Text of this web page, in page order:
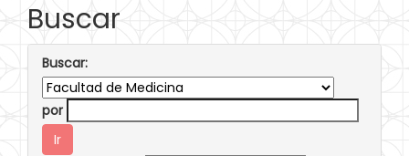
Buscar
Buscar:
por